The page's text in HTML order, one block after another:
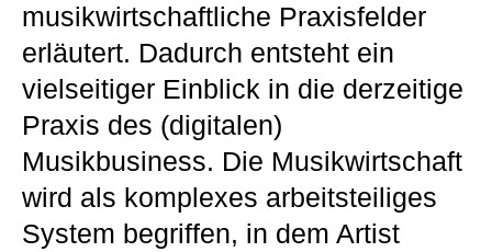
musikwirtschaftliche Praxisfelder
erläutert. Dadurch entsteht ein
vielseitiger Einblick in die derzeitige
Praxis des (digitalen)
Musikbusiness. Die Musikwirtschaft
wird als komplexes arbeitsteiliges
System begriffen, in dem Artist